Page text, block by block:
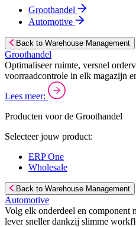
Groothandel
Automotive
Back to Warehouse Management
Groothandel
Optimaliseer ruimte, versnel
voorraadcontrole in elk magazijn
Lees meer:
Producten voor de Groothandel
Selecteer jouw product:
ERP One
Wholesale
Back to Warehouse Management
Automotive
Volg elk onderdeel en component
lever sneller dankzij slimme